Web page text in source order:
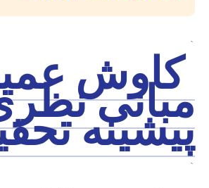
`
کاوش
مبانی
پیشینه
`